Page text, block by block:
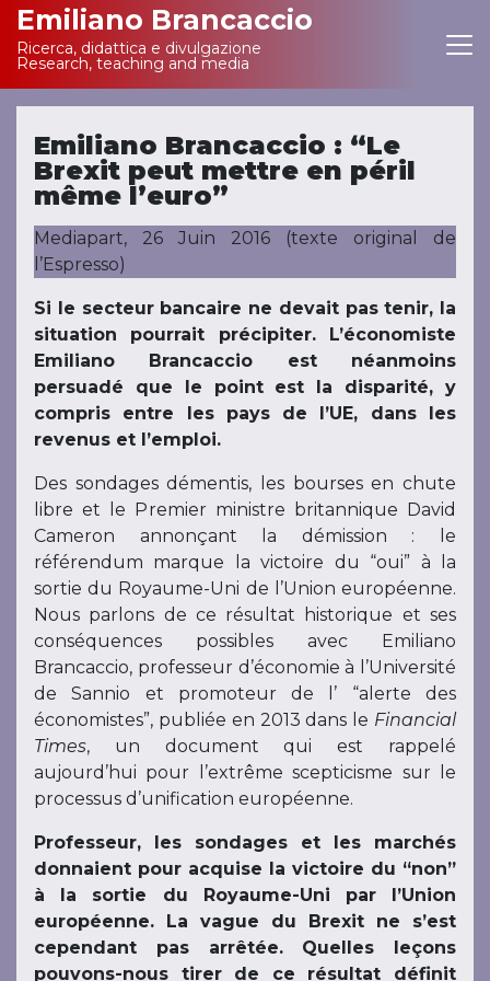
Main Navigation
Emiliano Brancaccio
Ricerca, didattica e divulgazione
Research, teaching and media
Emiliano Brancaccio : “Le
Brexit peut mettre en péril
même l’euro”
Mediapart, 26 Juin 2016 (texte original de
l’Espresso)
Si le secteur bancaire ne devait pas tenir, la
situation pourrait précipiter. L’économiste
Emiliano Brancaccio est néanmoins
persuadé que le point est la disparité, y
compris entre les pays de l’UE, dans les
revenus et l’emploi.
Des sondages démentis, les bourses en chute
libre et le Premier ministre britannique David
Cameron annonçant la démission : le
référendum marque la victoire du “oui” à la
sortie du Royaume-Uni de l’Union européenne.
Nous parlons de ce résultat historique et ses
conséquences possibles avec Emiliano
Brancaccio, professeur d’économie à l’Université
de Sannio et promoteur de l’ “alerte des
économistes”, publiée en 2013 dans le Financial
Times, un document qui est rappelé
aujourd’hui pour l’extrême scepticisme sur le
processus d’unification européenne.
Professeur, les sondages et les marchés
donnaient pour acquise la victoire du “non”
à la sortie du Royaume-Uni par l’Union
européenne. La vague du Brexit ne s’est
cependant pas arrêtée. Quelles leçons
pouvons-nous tirer de ce résultat définit